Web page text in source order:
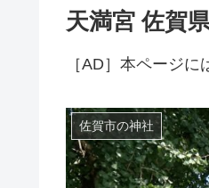
天満宮 佐賀
［AD］本ページ
佐賀市の神社